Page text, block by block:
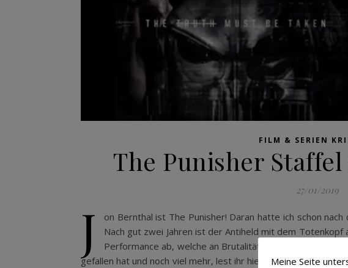
FILM & SERIEN
The Punisher
27/01/2019
J
on Bernthal ist The Punisher! Daran hatte ich schon
Nach gut zwei Jahren ist der Antiheld mit dem
Performance ab, welche an Brutalität und Spannung
gefallen hat und noch viel mehr, lest ihr hier. Frank Castle will
Meine Seite